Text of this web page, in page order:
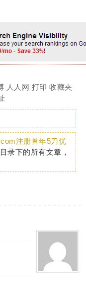
人人网 打印 收藏夹
注册首年5刀优
目录下的所有文章，